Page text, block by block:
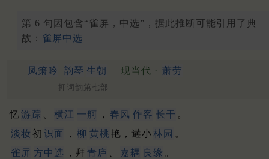
第 6 句因包含“雀屏，中选”，据此推断可能引用了典
故： 雀屏中选
凤箫吟 韵琴 生朝 现当代 · 萧劳
押词韵第七部
忆游踪 横江 一舸 ， 春风 作客 长干 。
淡妆 初 识面 ， 柳 黄桃艳，遘小林园 。
雀屏 方中选 ，拜 青庐 嘉耦 良缘 。